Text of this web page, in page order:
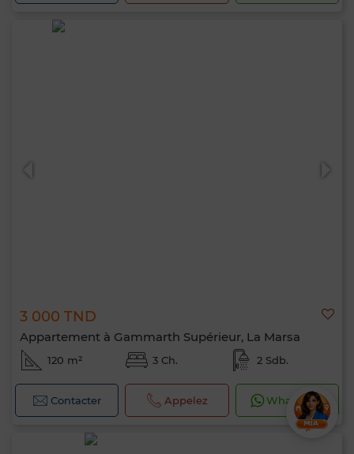
3 000 TND
Appartement à Gammarth Supérieur, La Marsa
120 m² 3 Ch. 2 Sdb.
Contacter Appelez WhatsApp